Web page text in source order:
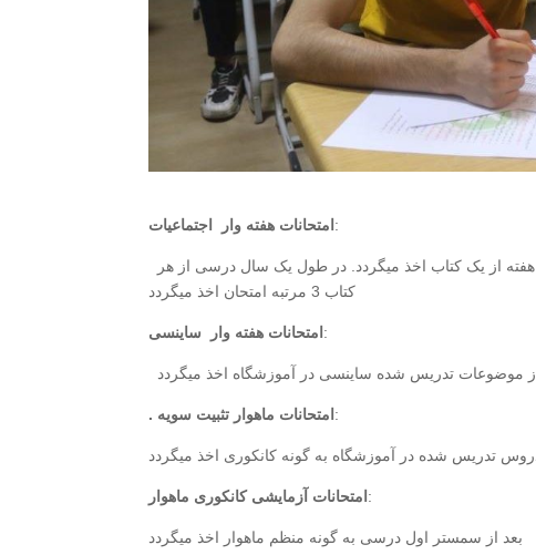
امتحانات هفته وار اجتماعیات :
کتاب 3 مرتبه امتحان اخذ میگردد
امتحانات هفته وار ساینسی :
موضوعات تدریس شده ساینسی در آموزشگاه اخذ میگردد
. امتحانات ماهوار تثبیت سویه :
تدریس شده در آموزشگاه به گونه کانکوری اخذ میگردد
امتحانات آزمایشی کانکوری ماهوار :
بعد از سمستر اول درسی به گونه منظم ماهوار اخذ میگردد